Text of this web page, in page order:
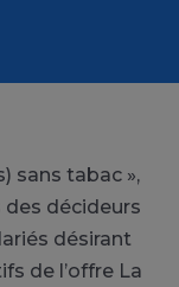
sans tabac »,
décideurs
désirant
de l’offre La